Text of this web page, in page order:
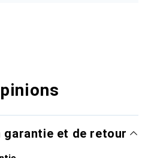
garantie et de retour